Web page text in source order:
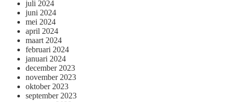
juli 2024
juni 2024
mei 2024
april 2024
maart 2024
februari 2024
januari 2024
december 2023
november 2023
oktober 2023
september 2023